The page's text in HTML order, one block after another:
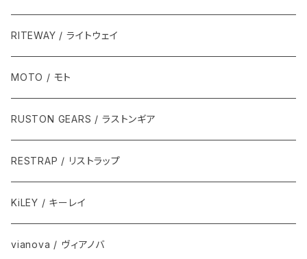
RITEWAY / ライトウェイ
MOTO / モト
RUSTON GEARS / ラストンギア
RESTRAP / リストラップ
KiLEY / キーレイ
vianova / ヴィアノバ